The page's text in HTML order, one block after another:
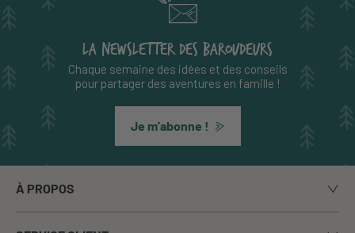
LA NEWSLETTER DES BAROUDEURS
Chaque semaine des idées et des conseils
pour partager des aventures en famille !
Je m’abonne !
À PROPOS
Notre histoire